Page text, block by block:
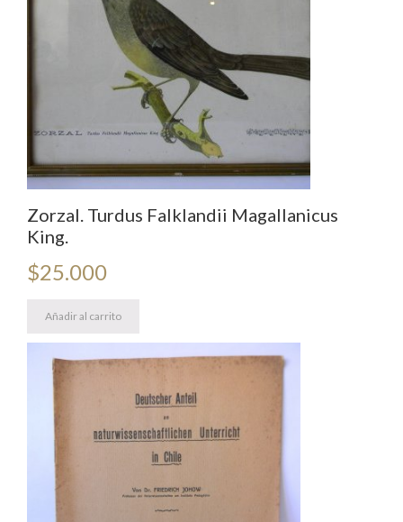
Zorzal. Turdus Falklandii Magallanicus
King.
$25.000
Añadir al carrito